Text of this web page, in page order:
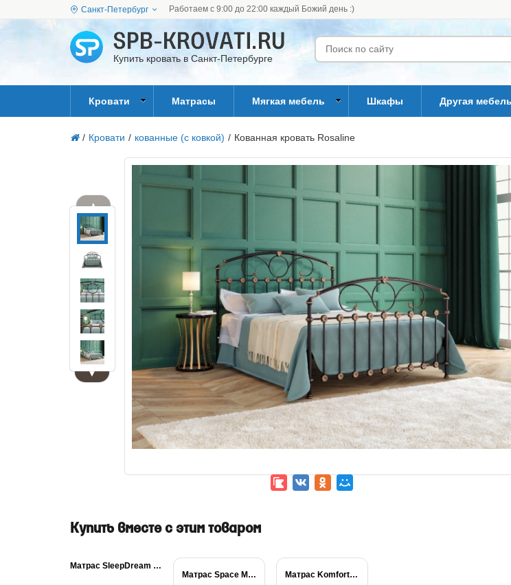
Санкт-Петербург Работаем с 9:00 до 22:00 каждый Божий день :)
Купить кровать в Санкт-Петербурге
Кровати Матрасы Мягкая мебель Шкафы Другая мебель
/ Кровати / кованные (с ковкой) / Кованная кровать Rosaline
▲
▼
Купить вместе с этим товаром
Матрас SleepDream Medium...
Матрас Space Massage... Матрас Komfort Massage...